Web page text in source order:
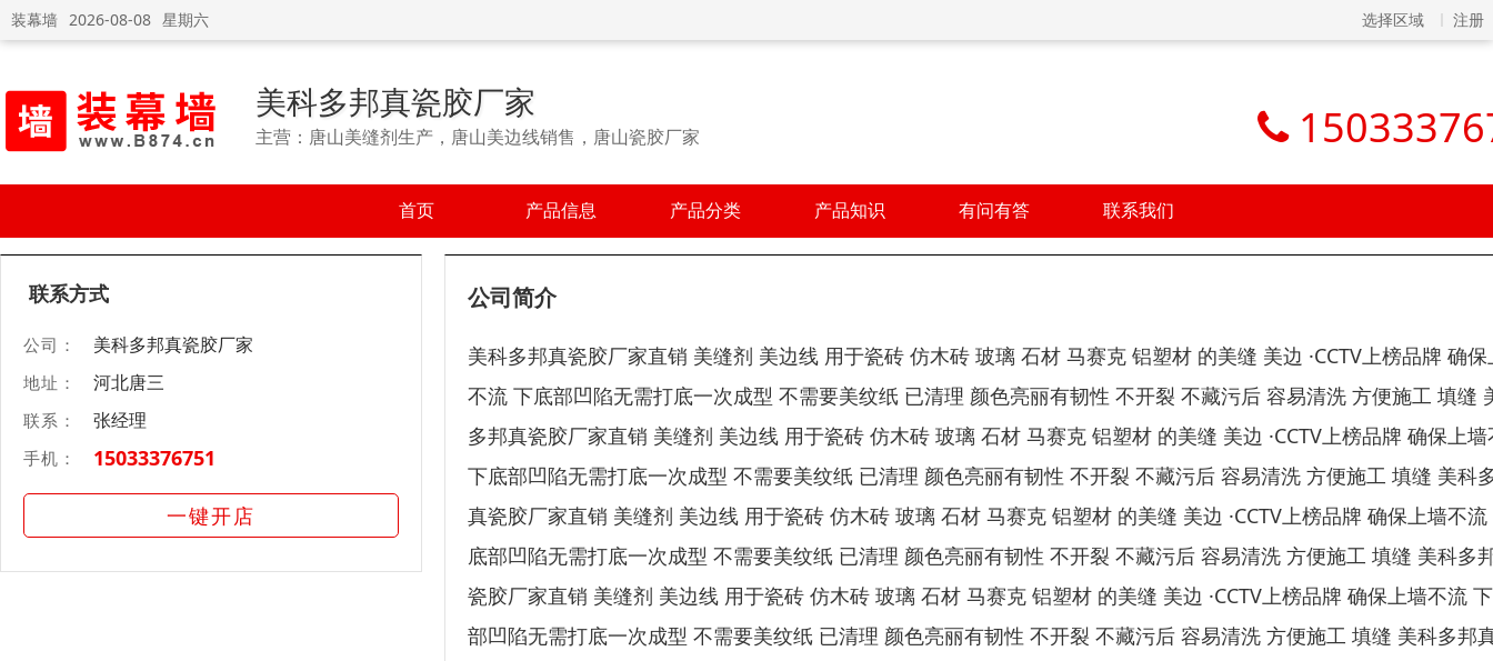
装幕墙 2026-08-08 星期六 选择区域 注册
美科多邦真瓷胶厂家
主营：唐山美缝剂生产，唐山美边线销售，唐山瓷胶厂家
首页 产品信息 产品分类 产品知识 有问有答 联系我们
联系方式
公司： 美科多邦真瓷胶厂家
地址： 河北唐三
联系： 张经理
手机： 15033376751
一键开店
公司简介
美科多邦真瓷胶厂家直销 美缝剂 美边线 用于瓷砖 仿木砖 玻璃 石材 马赛克 铝塑材 的美缝 美边 ·CCTV上榜品牌 确
不流 下底部凹陷无需打底一次成型 不需要美纹纸 已清理 颜色亮丽有韧性 不开裂 不藏污后 容易清洗 方便施工 填缝
多邦真瓷胶厂家直销 美缝剂 美边线 用于瓷砖 仿木砖 玻璃 石材 马赛克 铝塑材 的美缝 美边 ·CCTV上榜品牌 确保上
下底部凹陷无需打底一次成型 不需要美纹纸 已清理 颜色亮丽有韧性 不开裂 不藏污后 容易清洗 方便施工 填缝 美科
真瓷胶厂家直销 美缝剂 美边线 用于瓷砖 仿木砖 玻璃 石材 马赛克 铝塑材 的美缝 美边 ·CCTV上榜品牌 确保上墙不流
底部凹陷无需打底一次成型 不需要美纹纸 已清理 颜色亮丽有韧性 不开裂 不藏污后 容易清洗 方便施工 填缝 美科多
瓷胶厂家直销 美缝剂 美边线 用于瓷砖 仿木砖 玻璃 石材 马赛克 铝塑材 的美缝 美边 ·CCTV上榜品牌 确保上墙不流
部凹陷无需打底一次成型 不需要美纹纸 已清理 颜色亮丽有韧性 不开裂 不藏污后 容易清洗 方便施工 填缝 美科多邦